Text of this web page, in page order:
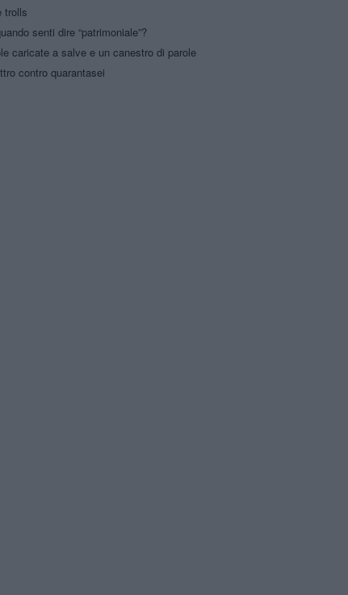
trolls
senti dire “patrimoniale”?
caricate a salve e un canestro di parole
contro quarantasei